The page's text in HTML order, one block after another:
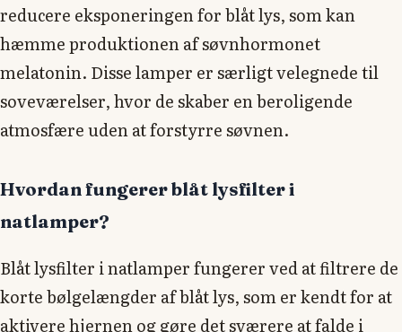
reducere eksponeringen for blåt lys, som kan
hæmme produktionen af søvnhormonet
melatonin. Disse lamper er særligt velegnede til
soveværelser, hvor de skaber en beroligende
atmosfære uden at forstyrre søvnen.
Hvordan fungerer blåt lysfilter i
natlamper?
Blåt lysfilter i natlamper fungerer ved at filtrere de
korte bølgelængder af blåt lys, som er kendt for at
aktivere hjernen og gøre det sværere at falde i